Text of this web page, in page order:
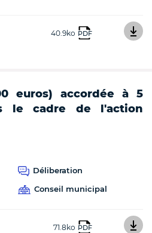
40.9ko PDF
euros) accordée à 5
le cadre de l'action
Déliberation
Conseil municipal
71.8ko PDF